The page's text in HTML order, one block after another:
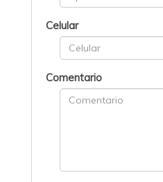
Celular
Comentario